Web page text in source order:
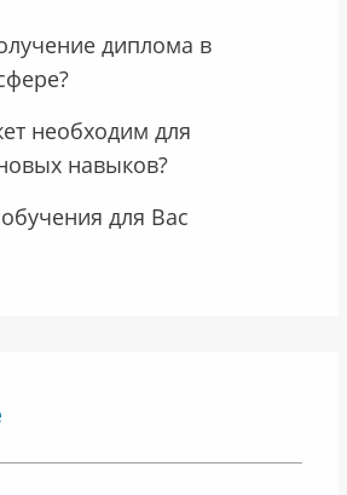
диплома в
необходим для
навыков?
для Вас